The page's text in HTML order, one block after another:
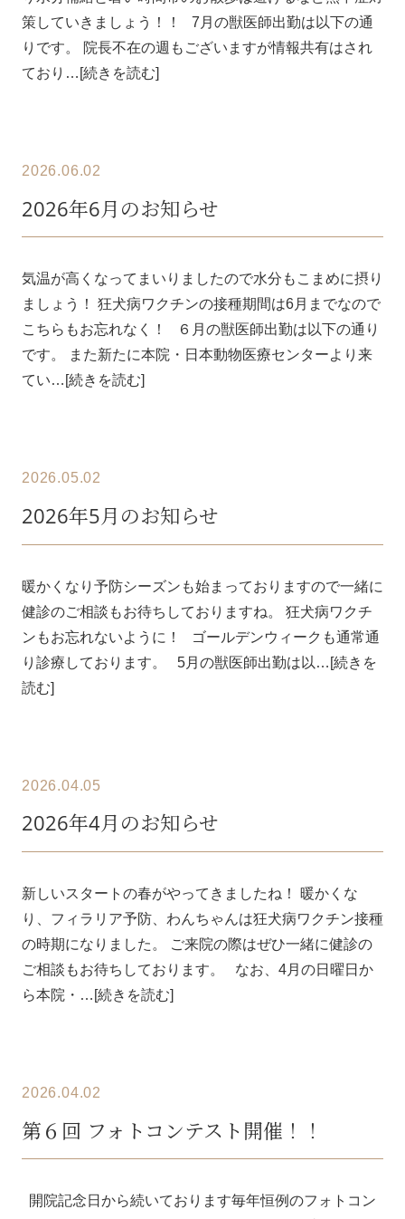
策していきましょう！！ 7月の獣医師出勤は以下の通
りです。 院長不在の週もございますが情報共有はされ
ており…[続きを読む]
2026.06.02
2026年6月のお知らせ
気温が高くなってまいりましたので水分もこまめに摂り
ましょう！ 狂犬病ワクチンの接種期間は6月までなので
こちらもお忘れなく！ ６月の獣医師出勤は以下の通り
です。 また新たに本院・日本動物医療センターより来
てい…[続きを読む]
2026.05.02
2026年5月のお知らせ
暖かくなり予防シーズンも始まっておりますので一緒に
健診のご相談もお待ちしておりますね。 狂犬病ワクチ
ンもお忘れないように！ ゴールデンウィークも通常通
り診療しております。 5月の獣医師出勤は以…[続きを
読む]
2026.04.05
2026年4月のお知らせ
新しいスタートの春がやってきましたね！ 暖かくな
り、フィラリア予防、わんちゃんは狂犬病ワクチン接種
の時期になりました。 ご来院の際はぜひ一緒に健診の
ご相談もお待ちしております。 なお、4月の日曜日か
ら本院・…[続きを読む]
2026.04.02
第６回 フォトコンテスト開催！！
開院記念日から続いております毎年恒例のフォトコン